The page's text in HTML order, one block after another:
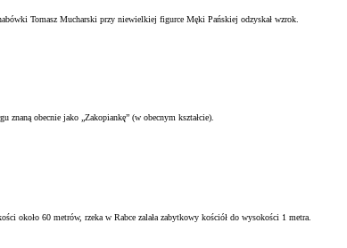
Tomasz Mucharski przy niewielkiej figurce Męki Pańskiej odzyskał wzrok.
znaną obecnie jako „Zakopiankę” (w obecnym kształcie).
około 60 metrów, rzeka w Rabce zalała zabytkowy kościół do wysokości 1 metra.